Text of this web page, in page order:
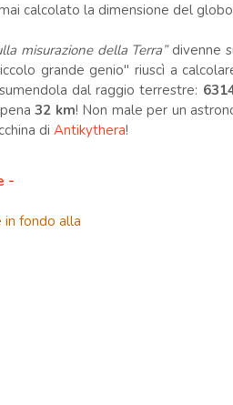
calcolato la dimensione del
misurazione della Terra”divenne
grande genio" riuscì a
dal raggio terrestre:
32 km! Non male per un
di Antikythera!
-
fondo alla